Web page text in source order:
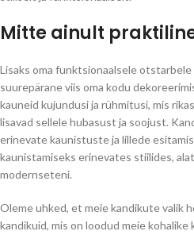
Mitte ainult
Lisaks oma funktsionaalsele otstarbele
suurepärane viis oma kodu
kauneid kujundusi ja rühmitusi, mis
lisavad sellele hubasust ja soojust.
erinevate kaunistuste ja lillede
kaunistamiseks erinevates stiilides,
modernseteni.
Oleme uhked, et meie kandikute valik
kandikuid, mis on loodud meie